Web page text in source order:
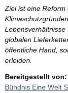
Ziel ist eine Reform
Lebensverhältnisse
globalen
öffentliche Hand,
erleiden.
Bereitgestellt von:
Bündnis Eine Welt